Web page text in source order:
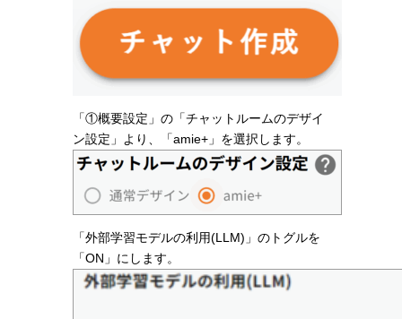
「①概要設定」の「チャットルームのデザイ
ン設定」より、「amie+」を選択します。
「外部学習モデルの利用(LLM)」のトグルを
「ON」にします。